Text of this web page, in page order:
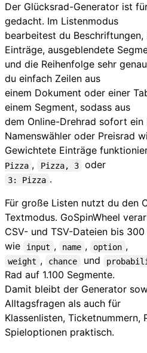
Der Glücksrad-Generator ist
gedacht. Im Listenmodus
bearbeitest du
Einträge, ausgeblendete
und die Reihenfolge sehr
du einfach Zeilen aus
einem Dokument oder einer
einem Segment, sodass aus
dem Online-Drehrad sofort ein
Namenswähler oder Preisrad
Gewichtete Einträge
Pizza , Pizza, 3 oder
3: Pizza .
Für große Listen nutzt du den
Textmodus. GoSpinWheel
CSV- und TSV-Dateien bis
wie
input , name , option ,
weight , chance und
Rad auf 1.100 Segmente.
Damit bleibt der Generator
Alltagsfragen als auch für
Klassenlisten, Ticketnummern,
Spieloptionen praktisch.